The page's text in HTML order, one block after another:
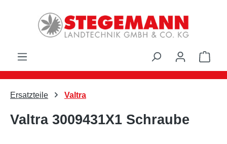
Zum Hauptinhalt springen
Ersatzteile Valtra
Valtra 3009431X1 Schraube